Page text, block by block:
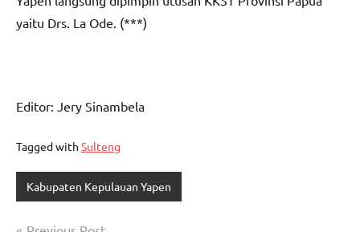
yaitu Drs. La Ode. (***)
Editor: Jery Sinambela
Tagged with Sulteng
Kabupaten Kepulauan Yapen